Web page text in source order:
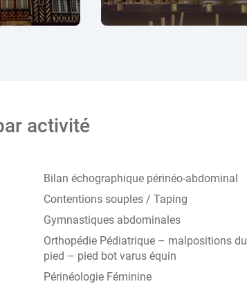
activité
Bilan échographique périnéo-abdominal
Contentions souples / Taping
Gymnastiques abdominales
Orthopédie Pédiatrique – malpositions du
pied – pied bot varus équin
Périnéologie Féminine